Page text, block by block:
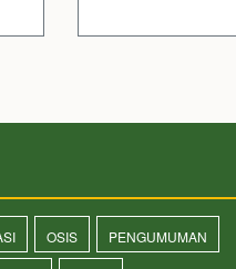
OSIS PENGUMUMAN